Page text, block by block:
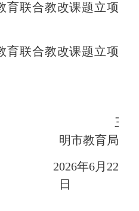
育联合教改课题立项
育联合教改课题立项
三
明市教育局
2026年6月 22
日